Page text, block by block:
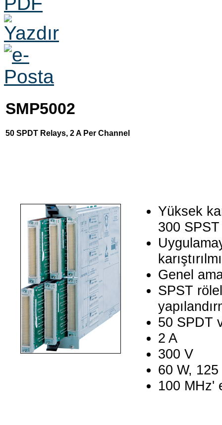
SMP5002
50 SPDT Relays, 2 A Per Channel
Yüksek
300
Genel
SPST
50 SPDT
2 A
300 V
60 W, 125
100 MHz'